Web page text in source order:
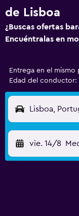
de Lisboa
¿Buscas ofertas
Encuéntralas en
Entrega en el mismo
Edad del conductor:
Lisboa,
vie. 14/8